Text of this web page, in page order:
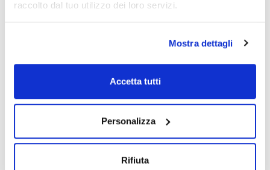
raccolto dal tuo utilizzo dei loro servizi.
Mostra dettagli
Accetta tutti
Personalizza
Rifiuta
00000YDK03
x u.
Acquista
scorte
Conf. (unità)